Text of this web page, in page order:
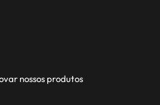
nossos produtos